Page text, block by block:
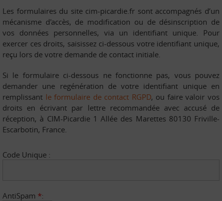
Les formulaires du site cim-picardie.fr sont accompagnés d’un
mécanisme d'accès, de modification ou de désinscription de
vos données personnelles, via un identifiant unique. Pour
exercer ces droits, saisissez ci-dessous votre identifiant unique,
reçu lors de votre demande de contact initiale.
Si le formulaire ci-dessous ne fonctionne pas, vous pouvez
demander une regénération de votre identifiant unique en
remplissant le formulaire de contact RGPD, ou faire valoir vos
droits en écrivant par lettre recommandée avec accusé de
réception, à CIM-Picardie 1 Allée des Marettes 80130 Friville-
Escarbotin, France.
Code Unique :
AntiSpam *: